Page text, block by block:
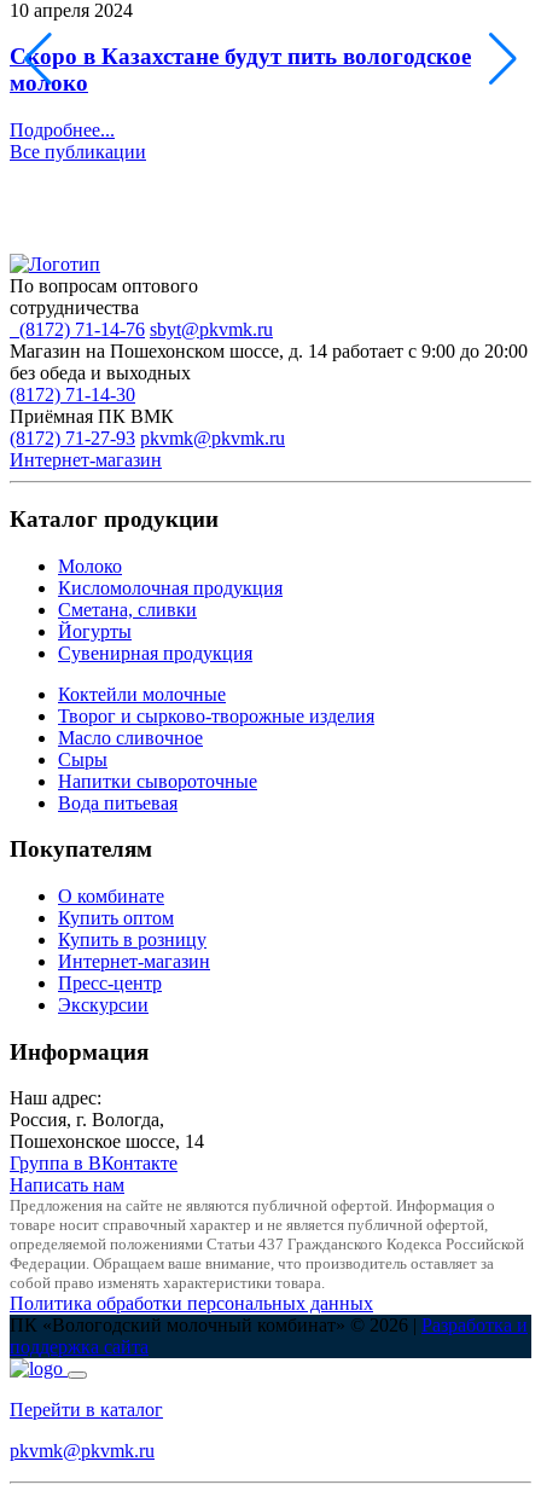
10 апреля 2024
Скоро в Казахстане будут пить вологодское
молоко
Подробнее...
Все публикации
По вопросам оптового
сотрудничества
(8172) 71-14-76 sbyt@pkvmk.ru
Магазин на Пошехонском шоссе, д. 14 работает с 9:00 до 20:00
без обеда и выходных
(8172) 71-14-30
Приёмная ПК ВМК
(8172) 71-27-93 pkvmk@pkvmk.ru
Интернет-магазин
Каталог продукции
Молоко
Кисломолочная продукция
Сметана, сливки
Йогурты
Сувенирная продукция
Коктейли молочные
Творог и сырково-творожные изделия
Масло сливочное
Сыры
Напитки сывороточные
Вода питьевая
Покупателям
О комбинате
Купить оптом
Купить в розницу
Интернет-магазин
Пресс-центр
Экскурсии
Информация
Наш адрес:
Россия, г. Вологда,
Пошехонское шоссе, 14
Группа в ВКонтакте
Написать нам
Предложения на сайте не являются публичной офертой. Информация о
товаре носит справочный характер и не является публичной офертой,
определяемой положениями Статьи 437 Гражданского Кодекса Российской
Федерации. Обращаем ваше внимание, что производитель оставляет за
собой право изменять характеристики товара.
Политика обработки персональных данных
ПК «Вологодский молочный комбинат» © 2026 | Разработка и
поддержка сайта
Перейти в каталог
pkvmk@pkvmk.ru